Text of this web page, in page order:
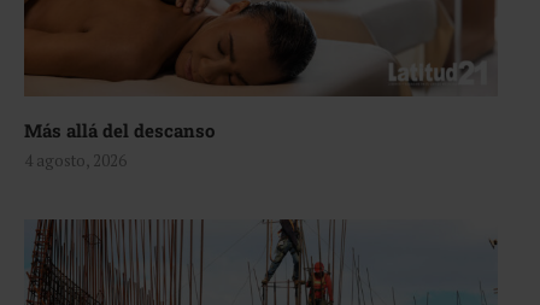
Más allá del descanso
4 agosto, 2026